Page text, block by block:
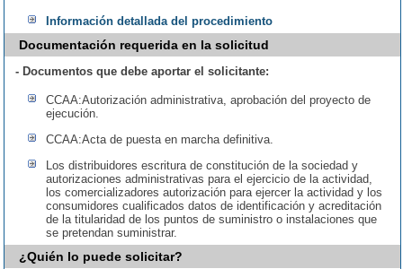
Información detallada del procedimiento
Documentación requerida en la solicitud
- Documentos que debe aportar el solicitante:
CCAA:Autorización administrativa, aprobación del proyecto de
ejecución.
CCAA:Acta de puesta en marcha definitiva.
Los distribuidores escritura de constitución de la sociedad y
autorizaciones administrativas para el ejercicio de la actividad,
los comercializadores autorización para ejercer la actividad y los
consumidores cualificados datos de identificación y acreditación
de la titularidad de los puntos de suministro o instalaciones que
se pretendan suministrar.
¿Quién lo puede solicitar?